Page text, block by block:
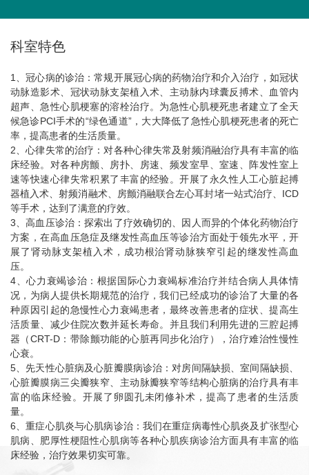
科室特色
1、冠心病的诊治：常规开展冠心病的药物治疗和介入治疗，如冠状
动脉造影术、冠状动脉支架植入术、主动脉内球囊反搏术、血管内
超声、急性心肌梗塞的溶栓治疗。为急性心肌梗死患者建立了全天
候急诊PCI手术的“绿色通道”，大大降低了急性心肌梗死患者的死亡
率，提高患者的生活质量。
2、心律失常的治疗：对各种心律失常及射频消融治疗具有丰富的临
床经验。对各种房颤、房扑、房速、频发室早、室速、阵发性室上
速等快速心律失常积累了丰富的经验。开展了永久性人工心脏起搏
器植入术、射频消融术、房颤消融联合左心耳封堵一站式治疗、ICD
等手术，达到了满意的疗效。
3、高血压诊治：探索出了疗效确切的、因人而异的个体化药物治疗
方案，在高血压急症及继发性高血压等诊治方面处于领先水平，开
展了肾动脉支架植入术，成功根治肾动脉狭窄引起的继发性高血
压。
4、心力衰竭诊治：根据国际心力衰竭标准治疗并结合病人具体情
况，为病人提供长期规范的治疗，我们已经成功的诊治了大量的各
种原因引起的急慢性心力衰竭患者，最终改善患者的症状、提高生
活质量、减少住院次数并延长寿命。并且我们利用先进的三腔起搏
器（CRT-D：带除颤功能的心脏再同步化治疗），治疗难治性慢性
心衰。
5、先天性心脏病及心脏瓣膜病诊治：对房间隔缺损、室间隔缺损、
心脏瓣膜病三尖瓣狭窄、主动脉瓣狭窄等结构心脏病的治疗具有丰
富的临床经验。开展了卵圆孔未闭修补术，提高了患者的生活质
量。
6、重症心肌炎与心肌病诊治：我们在重症病毒性心肌炎及扩张型心
肌病、肥厚性梗阻性心肌病等各种心肌疾病诊治方面具有丰富的临
床经验，治疗效果切实可靠。